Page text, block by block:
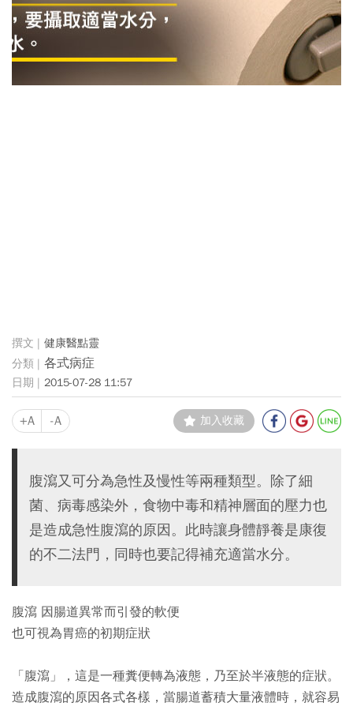
健康醫點靈
各式病症
2015-07-28 11:57
+A -A 加入收藏
腹瀉又可分為急性及慢性等兩種類型。除了細
菌、病毒感染外，食物中毒和精神層面的壓力也
是造成急性腹瀉的原因。此時讓身體靜養是康復
的不二法門，同時也要記得補充適當水分。
腹瀉 因腸道異常而引發的軟便
也可視為胃癌的初期症狀
「腹瀉」，這是一種糞便轉為液態，乃至於半液態的症狀。
造成腹瀉的原因各式各樣，當腸道蓄積大量液體時，就容易